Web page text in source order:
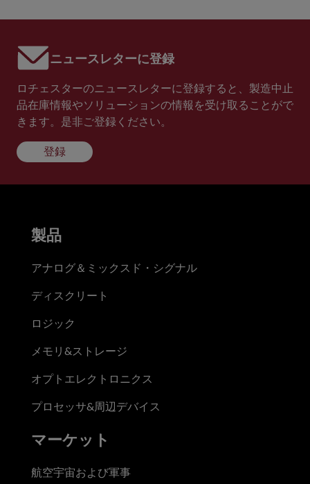
ニュースレターに登録
ロチェスターのニュースレターに登録すると、製造中止
品在庫情報やソリューションの情報を受け取ることがで
きます。是非ご登録ください。
登録
製品
アナログ＆ミックスド・シグナル
ディスクリート
ロジック
メモリ&ストレージ
オプトエレクトロニクス
プロセッサ&周辺デバイス
マーケット
航空宇宙および軍事